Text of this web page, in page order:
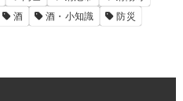
酒 酒・小知識
防災